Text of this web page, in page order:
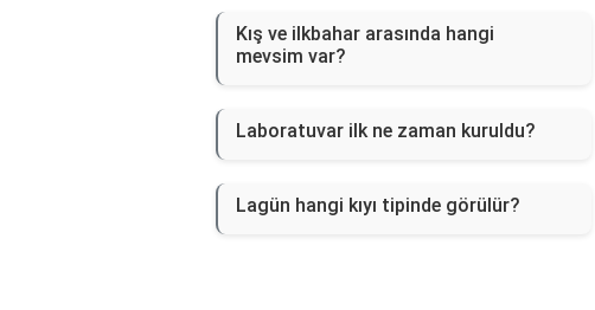
Kış ve ilkbahar arasında hangi
mevsim var?
Laboratuvar ilk ne zaman kuruldu?
Lagün hangi kıyı tipinde görülür?